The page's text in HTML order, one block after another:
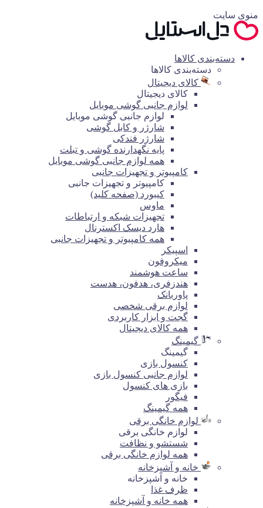
منوی سایت
دسته‌بندی کالاها
دسته‌بندی کالاها
کالای دیجیتال
کالای دیجیتال
لوازم جانبی گوشی موبایل
لوازم جانبی گوشی موبایل
شارژر و کابل گوشی
شارژر فندکی
پایه نگهدارنده گوشی و تبلت
همه لوازم جانبی گوشی موبایل
کامپیوتر و تجهیزات جانبی
کامپیوتر و تجهیزات جانبی
کیبورد (صفحه کلید)
ماوس
تجهیزات شبکه و ارتباطات
هارد دیسک اکسترنال
همه کامپیوتر و تجهیزات جانبی
اسپیکر
میکروفون
ساعت هوشمند
هندزفری، هدفون، هدست
پاوربانک
لوازم برقی شخصی
گجت و ابزار کاربردی
همه کالای دیجیتال
گیمینگ
گیمینگ
کنسول بازی
لوازم جانبی کنسول بازی
بازی های کنسول
فیگور
همه گیمینگ
لوازم خانگی برقی
لوازم خانگی برقی
شستشو و نظافت
همه لوازم خانگی برقی
خانه و آشپزخانه
خانه و آشپزخانه
ظرف غذا
همه خانه و آشپزخانه